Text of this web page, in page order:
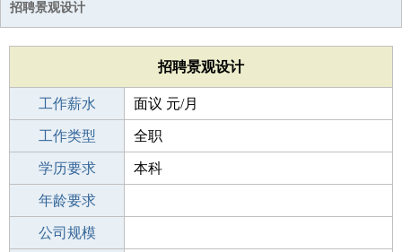
招聘景观设计
招聘景观设计
工作薪水 面议 元/月
招聘人数 2人
工作类型 全职
性别要求 -
学历要求 本科
工作经验
年龄要求
工作地点
公司规模